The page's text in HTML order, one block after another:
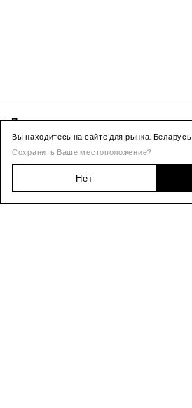
Вы находитесь на сайте для рынка: Беларусь
Сохранить Ваше местоположение?
Нет